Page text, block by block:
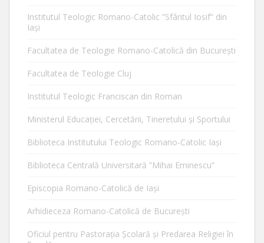
Institutul Teologic Romano-Catolic ”Sfântul Iosif” din
Iaşi
Facultatea de Teologie Romano-Catolică din Bucureşti
Facultatea de Teologie Cluj
Institutul Teologic Franciscan din Roman
Ministerul Educaţiei, Cercetării, Tineretului şi Sportului
Biblioteca Institutului Teologic Romano-Catolic Iaşi
Biblioteca Centrală Universitară ”Mihai Eminescu”
Episcopia Romano-Catolică de Iaşi
Arhidieceza Romano-Catolică de Bucureşti
Oficiul pentru Pastorația Școlară și Predarea Religiei în